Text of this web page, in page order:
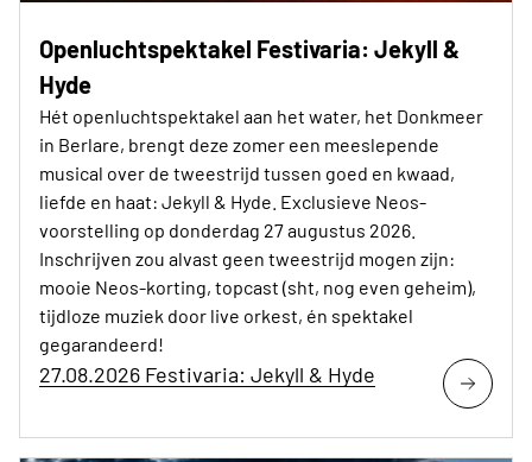
Openluchtspektakel Festivaria: Jekyll &
Hyde
Hét openluchtspektakel aan het water, het Donkmeer
in Berlare, brengt deze zomer een meeslepende
musical over de tweestrijd tussen goed en kwaad,
liefde en haat: Jekyll & Hyde. Exclusieve Neos-
voorstelling op donderdag 27 augustus 2026.
Inschrijven zou alvast geen tweestrijd mogen zijn:
mooie Neos-korting, topcast (sht, nog even geheim),
tijdloze muziek door live orkest, én spektakel
gegarandeerd!
27.08.2026 Festivaria: Jekyll & Hyde